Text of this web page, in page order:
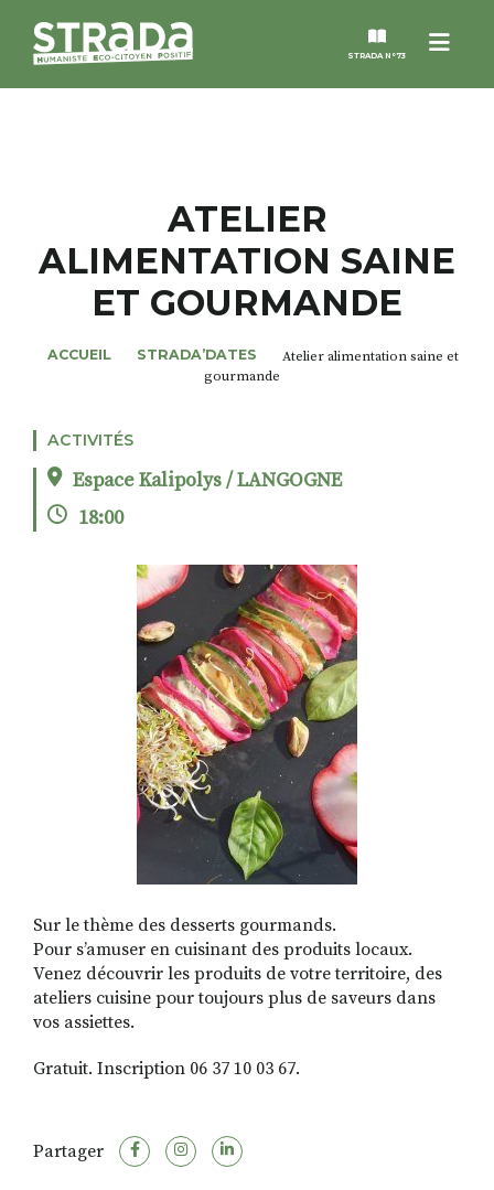
Menu
STRADA N°73
NOS THÈMES
RECHERCHER
S'ABONNER
S'INSCRIRE À LA NEWSLETTER
FACEBOOKINSTAGRAM
LINKEDINYOUTUBE
ATELIER
ALIMENTATION SAINE
ET GOURMANDE
ACCUEIL STRADA’DATES
Atelier alimentation saine et
gourmande
ACTIVITÉS
Espace Kalipolys / LANGOGNE
18:00
Sur le thème des desserts gourmands.
Pour s’amuser en cuisinant des produits locaux.
Venez découvrir les produits de votre territoire, des
ateliers cuisine pour toujours plus de saveurs dans
vos assiettes.
Gratuit. Inscription 06 37 10 03 67.
Partager